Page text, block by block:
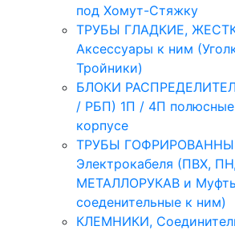
под Хомут-Стяжку
ТРУБЫ ГЛАДКИЕ,
Аксессуары к ним
Тройники)
БЛОКИ
/ РБП) 1П / 4П
корпусе
ТРУБЫ
Электрокабеля (ПВХ,
МЕТАЛЛОРУКАВ и
соеденительные к ним)
КЛЕМНИКИ,